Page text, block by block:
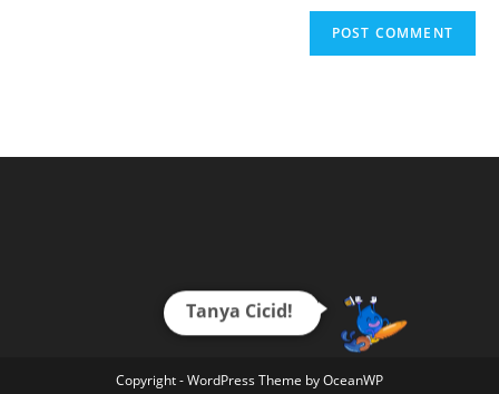
Copyright - WordPress Theme by OceanWP
Tanya Cicid!